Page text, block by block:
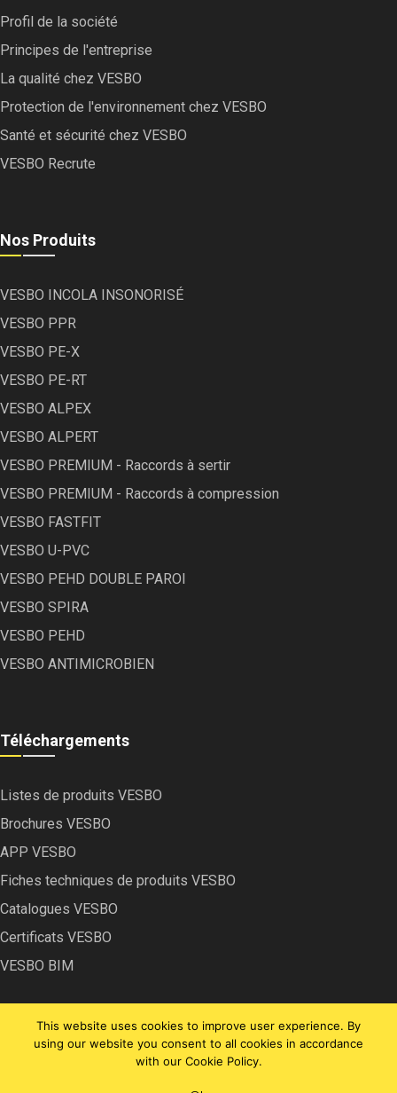
Profil de la société
Principes de l'entreprise
La qualité chez VESBO
Protection de l'environnement chez VESBO
Santé et sécurité chez VESBO
VESBO Recrute
Nos Produits
VESBO INCOLA INSONORISÉ
VESBO PPR
VESBO PE-X
VESBO PE-RT
VESBO ALPEX
VESBO ALPERT
VESBO PREMIUM - Raccords à sertir
VESBO PREMIUM - Raccords à compression
VESBO FASTFIT
VESBO U-PVC
VESBO PEHD DOUBLE PAROI
VESBO SPIRA
VESBO PEHD
VESBO ANTIMICROBIEN
Téléchargements
Listes de produits VESBO
Brochures VESBO
APP VESBO
Fiches techniques de produits VESBO
Catalogues VESBO
Certificats VESBO
VESBO BIM
This website uses cookies to improve user experience. By
using our website you consent to all cookies in accordance
with our Cookie Policy.